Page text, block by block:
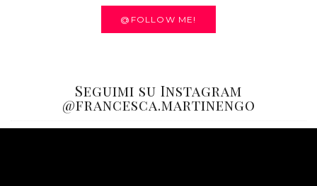
@FOLLOW ME!
Seguimi su Instagram
@francesca.martinengo